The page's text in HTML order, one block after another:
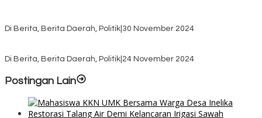
Di Berita, Berita Daerah, Politik 30 November 2024
Di Berita, Berita Daerah, Politik 24 November 2024
Postingan Lain